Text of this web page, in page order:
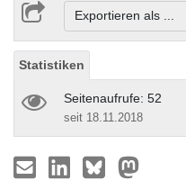
Exportieren als ...
Statistiken
Seitenaufrufe: 52
seit 18.11.2018